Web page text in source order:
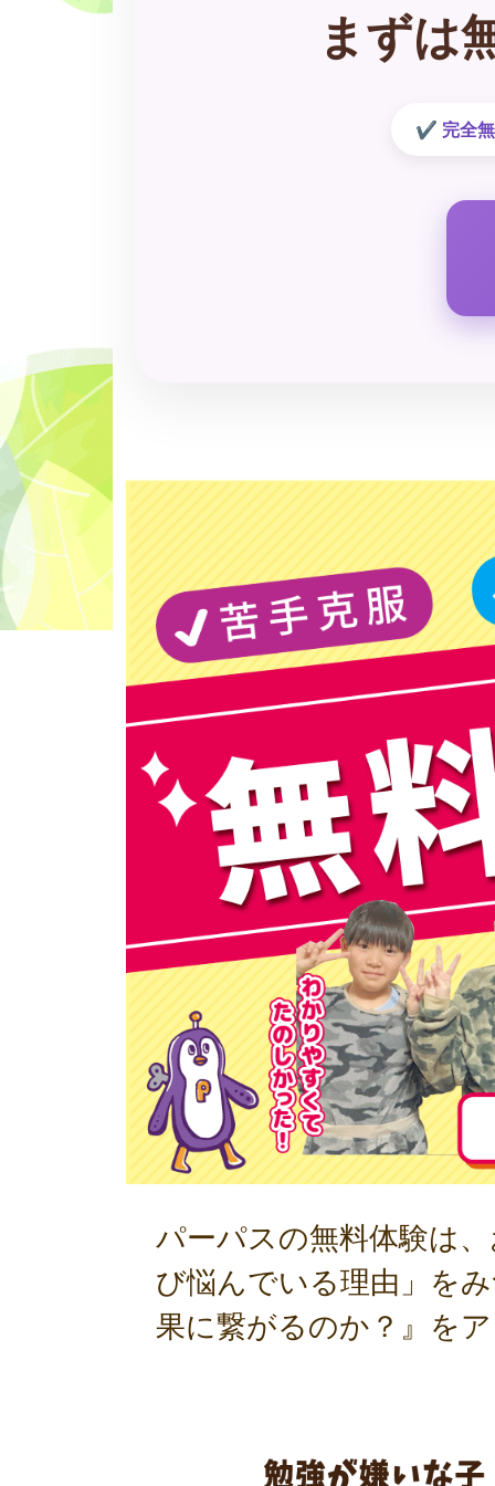
まずは
完全
パーパスの無料体験は
び悩んでいる理由」を
果に繋がるのか？』を